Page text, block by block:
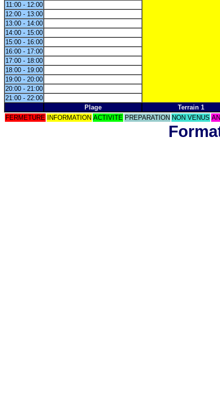
11:00 - 12:00
12:00 - 13:00
13:00 - 14:00
14:00 - 15:00
15:00 - 16:00
16:00 - 17:00
17:00 - 18:00
18:00 - 19:00
19:00 - 20:00
20:00 - 21:00
21:00 - 22:00
Plage
Terrain 1
FERMETURE
INFORMATION ACTIVITE PREPARATION NON VENUS